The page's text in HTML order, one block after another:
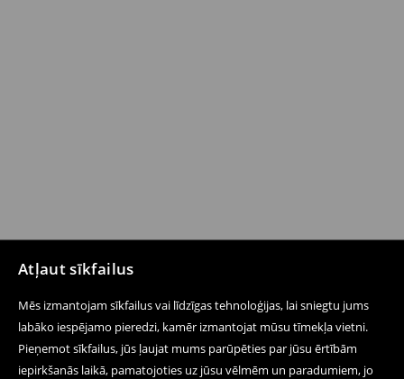
Atļaut sīkfailus
Mēs izmantojam sīkfailus vai līdzīgas tehnoloģijas, lai sniegtu jums
labāko iespējamo pieredzi, kamēr izmantojat mūsu tīmekļa vietni.
Pieņemot sīkfailus, jūs ļaujat mums parūpēties par jūsu ērtībām
iepirkšanās laikā, pamatojoties uz jūsu vēlmēm un paradumiem, jo